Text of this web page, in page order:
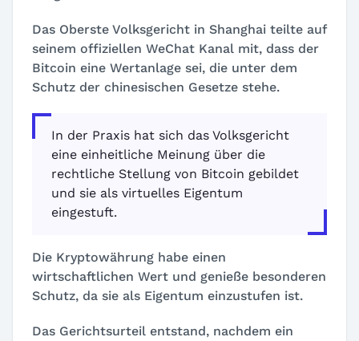
Das Oberste Volksgericht in Shanghai teilte auf
seinem offiziellen WeChat Kanal mit, dass der
Bitcoin eine Wertanlage sei, die unter dem
Schutz der chinesischen Gesetze stehe.
In der Praxis hat sich das Volksgericht
eine einheitliche Meinung über die
rechtliche Stellung von Bitcoin gebildet
und sie als virtuelles Eigentum
eingestuft.
Die Kryptowährung habe einen
wirtschaftlichen Wert und genieße besonderen
Schutz, da sie als Eigentum einzustufen ist.
Das Gerichtsurteil entstand, nachdem ein